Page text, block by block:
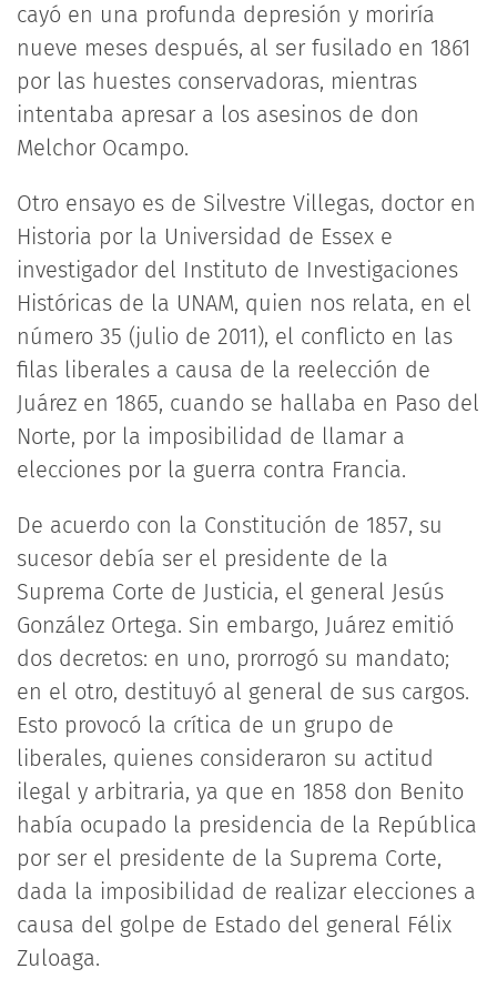
cayó en una profunda depresión y moriría
nueve meses después, al ser fusilado en 1861
por las huestes conservadoras, mientras
intentaba apresar a los asesinos de don
Melchor Ocampo.
Otro ensayo es de Silvestre Villegas, doctor en
Historia por la Universidad de Essex e
investigador del Instituto de Investigaciones
Históricas de la UNAM, quien nos relata, en el
número 35 (julio de 2011), el conflicto en las
filas liberales a causa de la reelección de
Juárez en 1865, cuando se hallaba en Paso del
Norte, por la imposibilidad de llamar a
elecciones por la guerra contra Francia.
De acuerdo con la Constitución de 1857, su
sucesor debía ser el presidente de la
Suprema Corte de Justicia, el general Jesús
González Ortega. Sin embargo, Juárez emitió
dos decretos: en uno, prorrogó su mandato;
en el otro, destituyó al general de sus cargos.
Esto provocó la crítica de un grupo de
liberales, quienes consideraron su actitud
ilegal y arbitraria, ya que en 1858 don Benito
había ocupado la presidencia de la República
por ser el presidente de la Suprema Corte,
dada la imposibilidad de realizar elecciones a
causa del golpe de Estado del general Félix
Zuloaga.